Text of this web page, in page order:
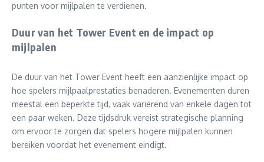
punten voor mijlpalen te verdienen.
Duur van het Tower Event en de impact op
mijlpalen
De duur van het Tower Event heeft een aanzienlijke impact op
hoe spelers mijlpaalprestaties benaderen. Evenementen duren
meestal een beperkte tijd, vaak variërend van enkele dagen tot
een paar weken. Deze tijdsdruk vereist strategische planning
om ervoor te zorgen dat spelers hogere mijlpalen kunnen
bereiken voordat het evenement eindigt.